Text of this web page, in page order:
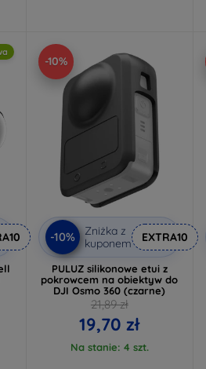
-10%
-10%
Zniżka z
kuponem
EXTRA10
PULUZ silikonowe etui z
pokrowcem na obiektyw do
DJI Osmo 360 (czarne)
21,89 zł
19,70 zł
Na stanie: 4 szt.